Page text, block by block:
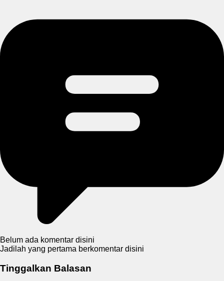
Belum ada komentar disini
Jadilah yang pertama berkomentar disini
Tinggalkan Balasan